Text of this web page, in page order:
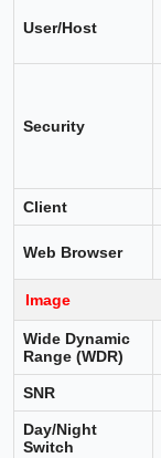
User/Host
Security
Client
Web Browser
Image
Wide Dynamic
Range (WDR)
SNR
Day/Night
Switch